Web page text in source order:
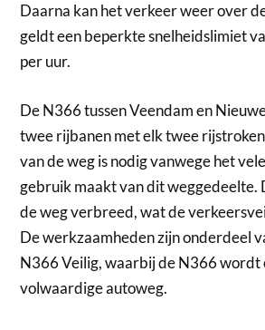
Daarna kan het verkeer weer over
geldt een beperkte snelheidslimiet
per uur.
De N366 tussen Veendam en
twee rijbanen met elk twee
van de weg is nodig vanwege het
gebruik maakt van dit weggedeelte.
de weg verbreed, wat de
De werkzaamheden zijn onderdeel
N366 Veilig, waarbij de N366
volwaardige autoweg.